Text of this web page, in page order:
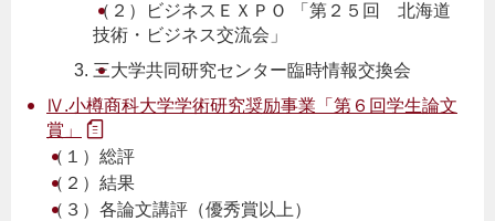
（２）ビジネスＥＸＰＯ 「第２５回 北海道
技術・ビジネス交流会」
三大学共同研究センター臨時情報交換会
Ⅳ.小樽商科大学学術研究奨励事業「第６回学生論文
賞」
（１）総評
（２）結果
（３）各論文講評（優秀賞以上）